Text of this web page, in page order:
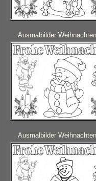
Ausmalbilder
Ausmalbilder